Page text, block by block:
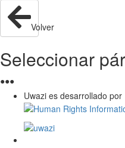
Volver
Seleccionar
●●●
Uwazi es desarrollado por